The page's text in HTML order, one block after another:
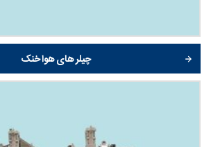
چیلر های هوا خنک